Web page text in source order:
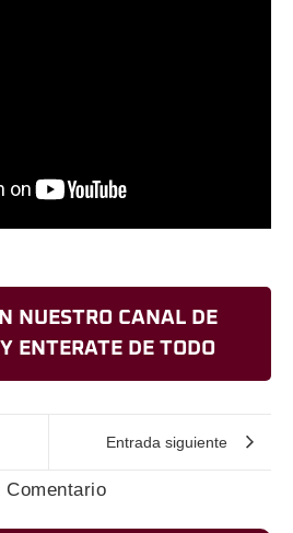
NUESTRO CANAL DE
ENTERATE DE TODO
Entrada siguiente
Comentario